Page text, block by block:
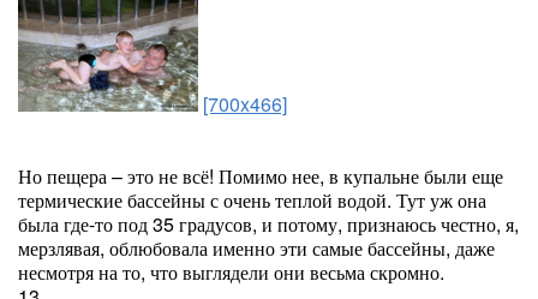
[700x466]
Но пещера – это не всё! Помимо нее, в купальне были еще
термические бассейны с очень теплой водой. Тут уж она
была где-то под 35 градусов, и потому, признаюсь честно, я,
мерзлявая, облюбовала именно эти самые бассейны, даже
несмотря на то, что выглядели они весьма скромно.